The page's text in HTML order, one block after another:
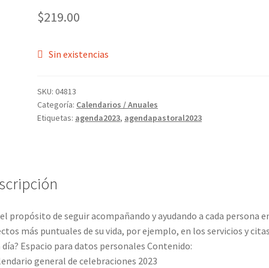
$219.00
Sin existencias
SKU:04813
Categoría: Calendarios / Anuales
Etiquetas: agenda2023, agendapastoral2023
propósito de seguir acompañando y ayudando a cada persona
más puntuales de su vida, por ejemplo, en los servicios y
día? Espacio para datos personales Contenido:
general de celebraciones 2023